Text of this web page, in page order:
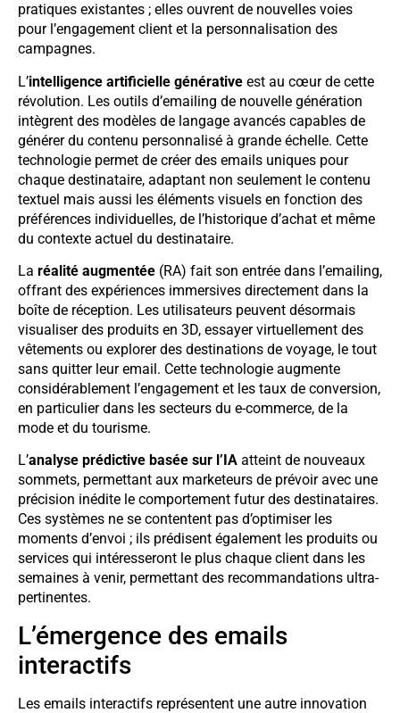
pratiques existantes ; elles ouvrent de nouvelles voies
pour l’engagement client et la personnalisation des
campagnes.
L’intelligence artificielle générative est au cœur de cette
révolution. Les outils d’emailing de nouvelle génération
intègrent des modèles de langage avancés capables de
générer du contenu personnalisé à grande échelle. Cette
technologie permet de créer des emails uniques pour
chaque destinataire, adaptant non seulement le contenu
textuel mais aussi les éléments visuels en fonction des
préférences individuelles, de l’historique d’achat et même
du contexte actuel du destinataire.
La réalité augmentée (RA) fait son entrée dans l’emailing,
offrant des expériences immersives directement dans la
boîte de réception. Les utilisateurs peuvent désormais
visualiser des produits en 3D, essayer virtuellement des
vêtements ou explorer des destinations de voyage, le tout
sans quitter leur email. Cette technologie augmente
considérablement l’engagement et les taux de conversion,
en particulier dans les secteurs du e-commerce, de la
mode et du tourisme.
L’analyse prédictive basée sur l’IA atteint de nouveaux
sommets, permettant aux marketeurs de prévoir avec une
précision inédite le comportement futur des destinataires.
Ces systèmes ne se contentent pas d’optimiser les
moments d’envoi ; ils prédisent également les produits ou
services qui intéresseront le plus chaque client dans les
semaines à venir, permettant des recommandations ultra-
pertinentes.
L’émergence des emails
interactifs
Les emails interactifs représentent une autre innovation